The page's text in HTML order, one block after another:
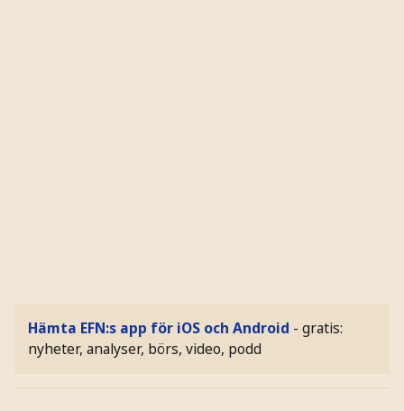
Hämta EFN:s app för iOS och Android - gratis:
nyheter, analyser, börs, video, podd